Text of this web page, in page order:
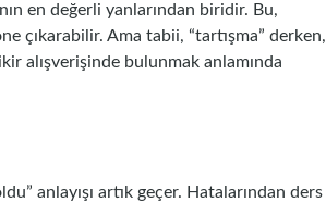
en değerli yanlarından biridir. Bu,
çıkarabilir. Ama tabii, “tartışma” derken,
alışverişinde bulunmak anlamında
anlayışı artık geçer. Hatalarından ders